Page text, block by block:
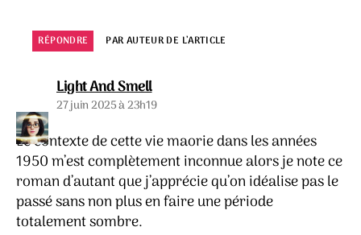
RÉPONDRE PAR AUTEUR DE L’ARTICLE
Light And Smelldit :
27 juin 2025 à 23h19
Le contexte de cette vie maorie dans les années
1950 m’est complètement inconnue alors je note ce
roman d’autant que j’apprécie qu’on idéalise pas le
passé sans non plus en faire une période
totalement sombre.